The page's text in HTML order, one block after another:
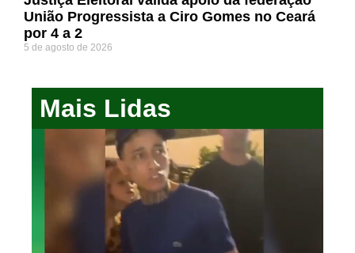
União Progressista a Ciro Gomes no Ceará
por 4 a 2
5 de agosto de 2026
Mais Lidas